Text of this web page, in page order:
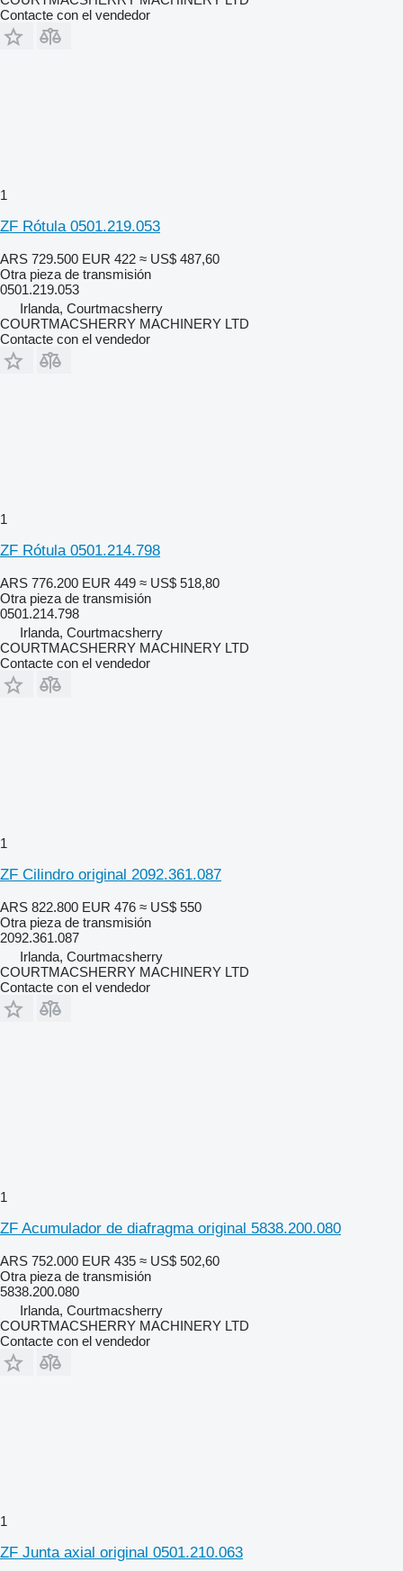
Contacte con el vendedor
1
ZF Rótula 0501.219.053
ARS 729.500 EUR 422 ≈ US$ 487,60
Otra pieza de transmisión
0501.219.053
Irlanda, Courtmacsherry
COURTMACSHERRY MACHINERY LTD
Contacte con el vendedor
1
ZF Rótula 0501.214.798
ARS 776.200 EUR 449 ≈ US$ 518,80
Otra pieza de transmisión
0501.214.798
Irlanda, Courtmacsherry
COURTMACSHERRY MACHINERY LTD
Contacte con el vendedor
1
ZF Cilindro original 2092.361.087
ARS 822.800 EUR 476 ≈ US$ 550
Otra pieza de transmisión
2092.361.087
Irlanda, Courtmacsherry
COURTMACSHERRY MACHINERY LTD
Contacte con el vendedor
1
ZF Acumulador de diafragma original 5838.200.080
ARS 752.000 EUR 435 ≈ US$ 502,60
Otra pieza de transmisión
5838.200.080
Irlanda, Courtmacsherry
COURTMACSHERRY MACHINERY LTD
Contacte con el vendedor
1
ZF Junta axial original 0501.210.063